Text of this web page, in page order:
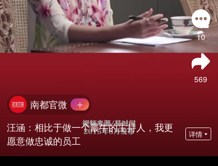
10
569
南都官微
汪涵：相比于做一个最牛的主持人，我更
愿意做忠诚的员工
详情